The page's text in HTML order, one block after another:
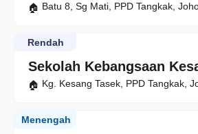
Batu 8, Sg Mati, PPD Tangkak,
Sekolah Kebangsaan
Rendah
Kg. Kesang Tasek, PPD Tangkak,
Menengah